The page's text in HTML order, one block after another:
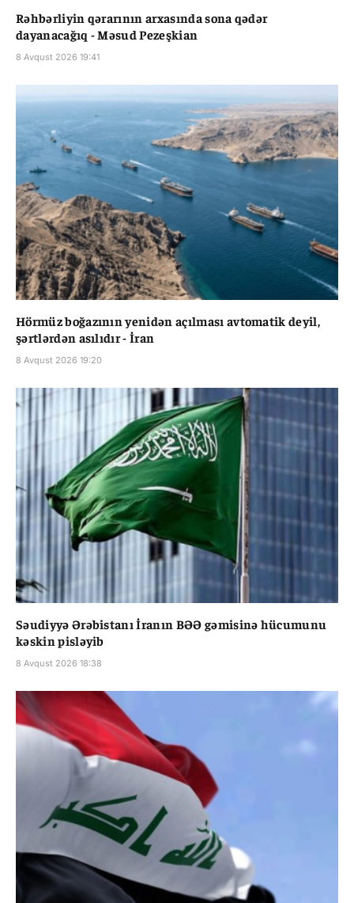
Rəhbərliyin qərarının arxasında sona qədər
dayanacağıq - Məsud Pezeşkian
8 Avqust 2026 19:41
Hörmüz boğazının yenidən açılması avtomatik deyil,
şərtlərdən asılıdır - İran
8 Avqust 2026 19:20
Səudiyyə Ərəbistanı İranın BƏƏ gəmisinə hücumunu
kəskin pisləyib
8 Avqust 2026 18:38